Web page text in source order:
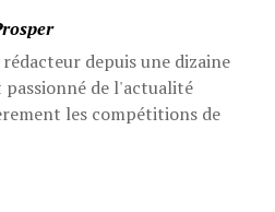
depuis une dizaine
passionné de l'actualité
les compétitions de